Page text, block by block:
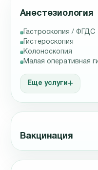
Анестезиология
Гастроскопия / ФГДС
Гистероскопия
Колоноскопия
Малая оперативная
Еще услуги
Вакцинация